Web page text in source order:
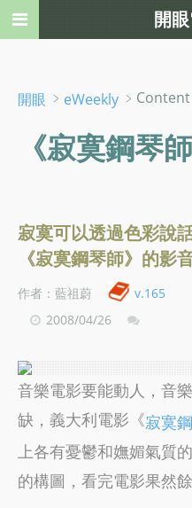
開眼 ﹥ eWeekly ﹥Content
《寂寞鋼琴
寂寞可以透過色彩說
《寂寞鋼琴師》的影
作者：藍祖蔚 v.165
2008/04/26
音樂電影要能動人，音
缺，義大利電影《寂寞
上各有憂鬱和嫵媚氣質
的構圖，看完電影果然餘
開